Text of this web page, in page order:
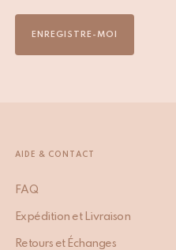
ENREGISTRE-MOI
AIDE & CONTACT
FAQ
Expédition et Livraison
Retours et Échanges